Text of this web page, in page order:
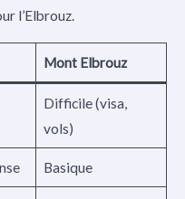
l’Elbrouz.
Mont Elbrouz
Difficile (visa,
vols)
Basique